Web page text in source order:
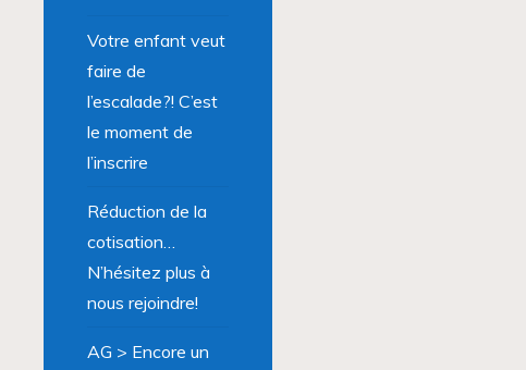
Votre enfant veut
faire de
l’escalade?! C’est
le moment de
l’inscrire
Réduction de la
cotisation…
N’hésitez plus à
nous rejoindre!
AG > Encore un